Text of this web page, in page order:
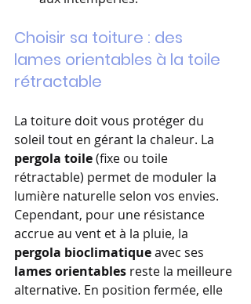
Choisir sa toiture : des
lames orientables à la toile
rétractable
La toiture doit vous protéger du
soleil tout en gérant la chaleur. La
pergola toile (fixe ou toile
rétractable) permet de moduler la
lumière naturelle selon vos envies.
Cependant, pour une résistance
accrue au vent et à la pluie, la
pergola bioclimatique avec ses
lames orientables reste la meilleure
alternative. En position fermée, elle